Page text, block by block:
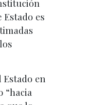
es
en
“hacia